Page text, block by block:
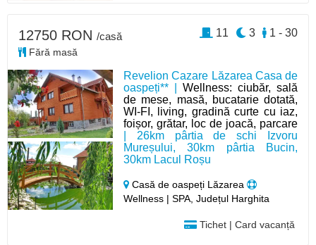
Revelion Cazare Lăzarea Casa de
oaspeți** |Wellness: ciubăr, sală
de mese, masă, bucatarie dotată,
WI-FI, living, gradină curte cu iaz,
foișor, grătar, loc de joacă, parcare
| 26km pârtia de schi Izvoru
Mureșului, 30km pârtia Bucin,
30km Lacul Roșu
Casă de oaspeți Lăzarea
Wellness | SPA, Județul Harghita
Tichet | Card vacanță
12750 RON /casă
Fără masă
1 - 30
3
11